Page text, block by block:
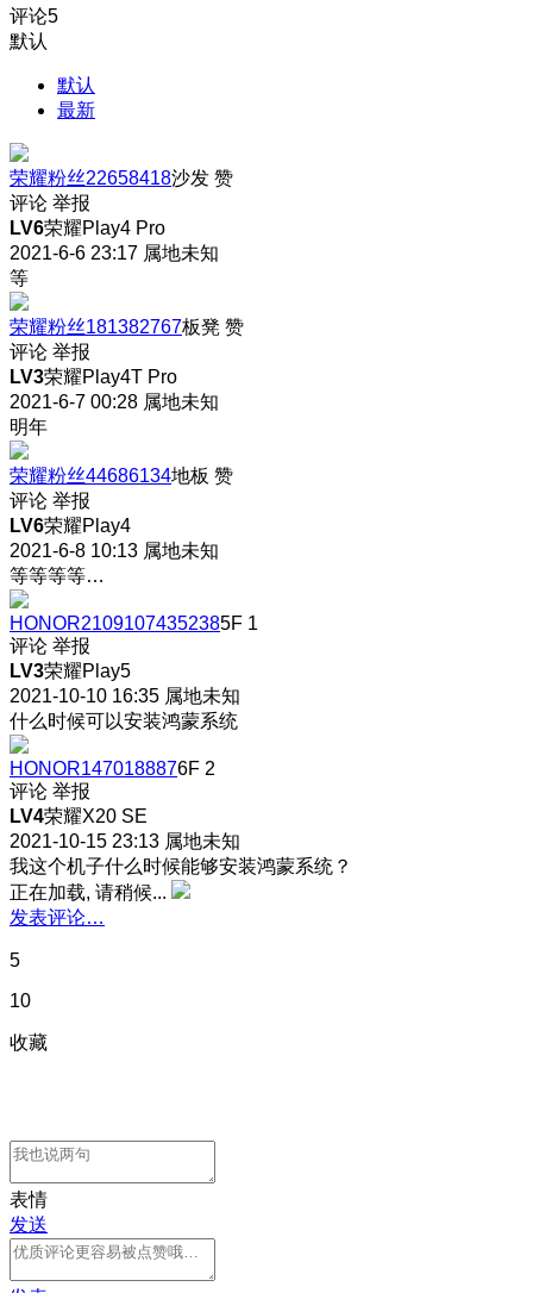
评论5
默认
默认
最新
荣耀粉丝22658418沙发 赞
评论 举报
LV6荣耀Play4 Pro
2021-6-6 23:17 属地未知
等
荣耀粉丝181382767板凳 赞
评论 举报
LV3荣耀Play4T Pro
2021-6-7 00:28 属地未知
明年
荣耀粉丝44686134地板 赞
评论 举报
LV6荣耀Play4
2021-6-8 10:13 属地未知
等等等等…
HONOR21091074352385F 1
评论 举报
LV3荣耀Play5
2021-10-10 16:35 属地未知
什么时候可以安装鸿蒙系统
HONOR1470188876F 2
评论 举报
LV4荣耀X20 SE
2021-10-15 23:13 属地未知
我这个机子什么时候能够安装鸿蒙系统？
正在加载, 请稍候...
发表评论…
5
10
收藏
表情
发送